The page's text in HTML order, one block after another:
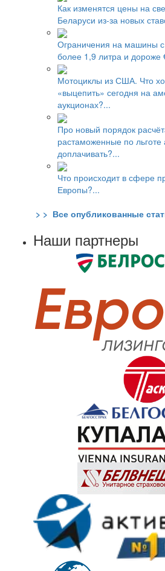
Как изменятся цены на
Беларуси из-за новых
Ограничения на машины
более 1,9 литра и дороже
Мотоциклы из США. Что
«выцепить» сегодня на
аукционах?...
Про новый порядок
растаможенные по льготе
доплачивать?...
Что происходит в сфере
Европы?...
> > Все опубликованные
Наши партнеры